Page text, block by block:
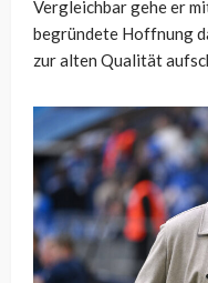
Vergleichbar gehe er
begründete Hoffnung
zur alten Qualität